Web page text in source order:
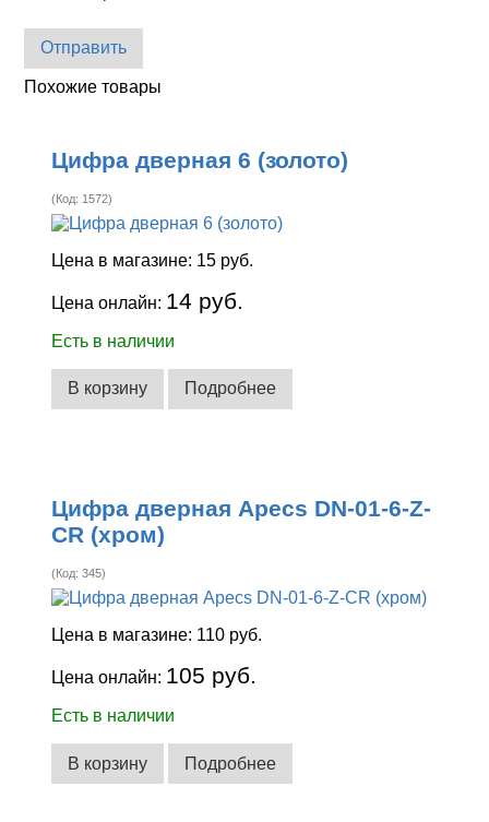
Отправить
Похожие товары
Цифра дверная 6 (золото)
(Код: 1572)
Цена в магазине: 15 руб.
Цена онлайн: 14 руб.
Есть в наличии
В корзину Подробнее
Цифра дверная Apecs DN-01-6-Z-
CR (хром)
(Код:345)
Цена в магазине: 110 руб.
Цена онлайн: 105 руб.
Есть в наличии
В корзину Подробнее